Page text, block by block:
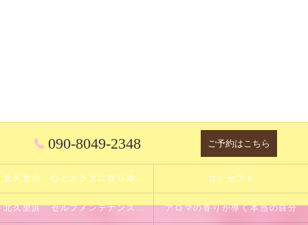
090-8049-2348 ご予約はこちら
北久里浜 心とカラダに寄り添うサロン コンセプト
北久里浜 セルフメンテナンスのサポート アロマの香りが導く本当の自分